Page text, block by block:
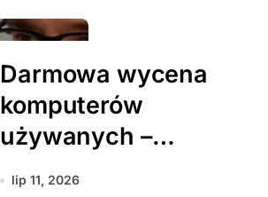
Darmowa wycena
komputerów
używanych –
gdzie szukać
lip 11, 2026